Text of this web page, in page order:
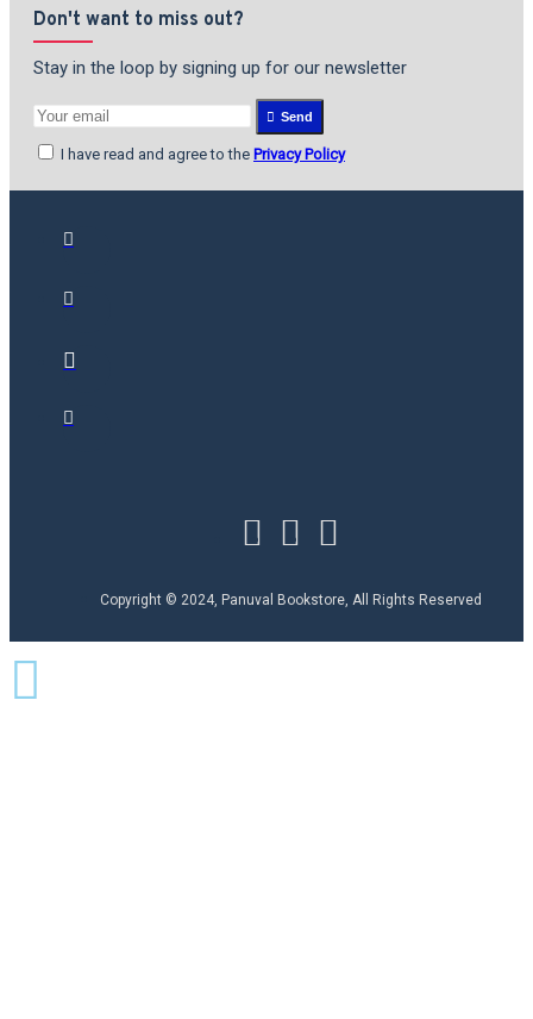
Don't want to miss out?
Stay in the loop by signing up for our newsletter
Send
I have read and agree to the Privacy Policy
Copyright © 2024, Panuval Bookstore, All Rights Reserved